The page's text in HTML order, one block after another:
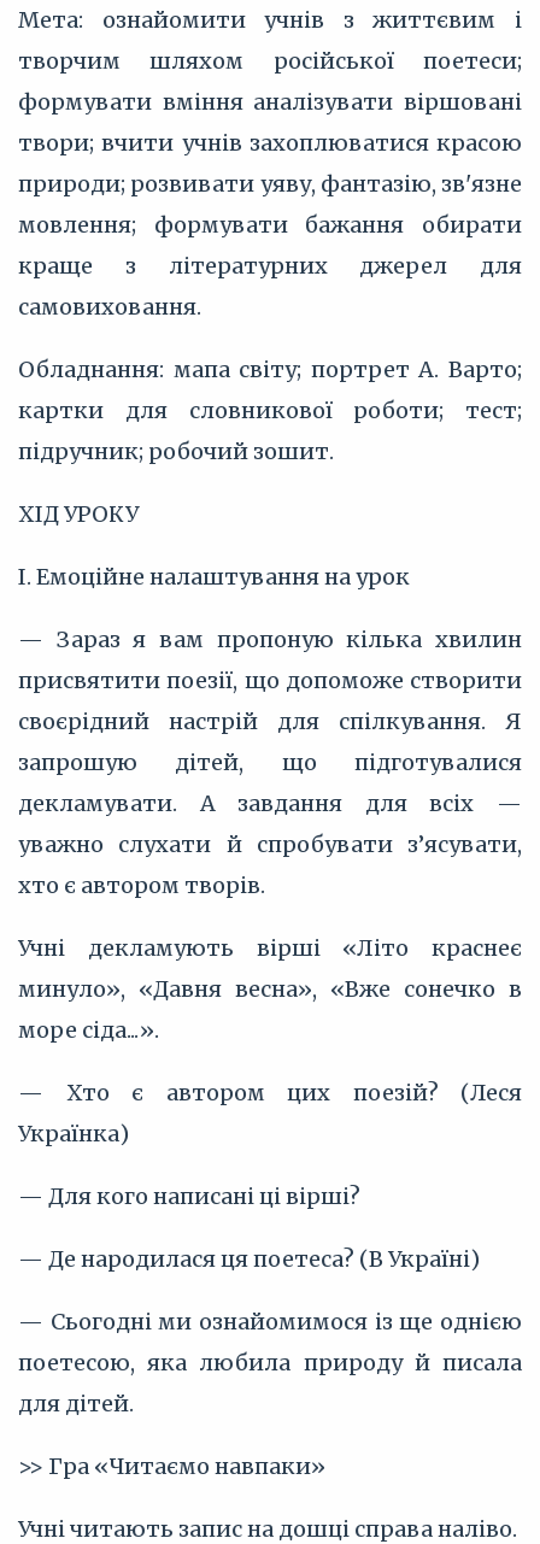
Мета: ознайомити учнів з життєвим і
творчим шляхом російської поетеси;
формувати вміння аналізувати віршовані
твори; вчити учнів захоплюватися красою
природи; розвивати уяву, фантазію, зв'язне
мовлення; формувати бажання обирати
краще з літературних джерел для
самовиховання.
Обладнання: мапа світу; портрет А. Варто;
картки для словникової роботи; тест;
підручник; робочий зошит.
ХІД УРОКУ
І. Емоційне налаштування на урок
— Зараз я вам пропоную кілька хвилин
присвятити поезії, що допоможе створити
своєрідний настрій для спілкування. Я
запрошую дітей, що підготувалися
декламувати. А завдання для всіх —
уважно слухати й спробувати з’ясувати,
хто є автором творів.
Учні декламують вірші «Літо краснеє
минуло», «Давня весна», «Вже сонечко в
море сіда...».
— Хто є автором цих поезій? (Леся
Українка)
— Для кого написані ці вірші?
— Де народилася ця поетеса? (В Україні)
— Сьогодні ми ознайомимося із ще однією
поетесою, яка любила природу й писала
для дітей.
>> Гра «Читаємо навпаки»
Учні читають запис на дошці справа наліво.